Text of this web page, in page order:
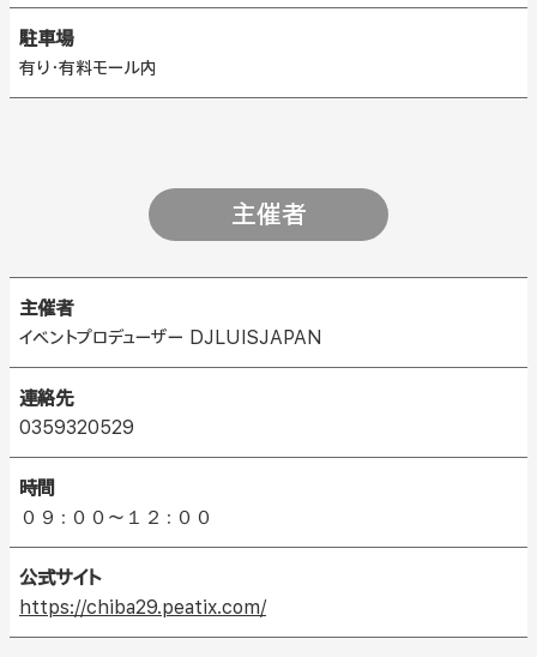
駐車場
有り・有料モール内
主催者
主催者
イベントプロデューザー DJLUISJAPAN
連絡先
0359320529
時間
０９：００～１２：００
公式サイト
https://chiba29.peatix.com/